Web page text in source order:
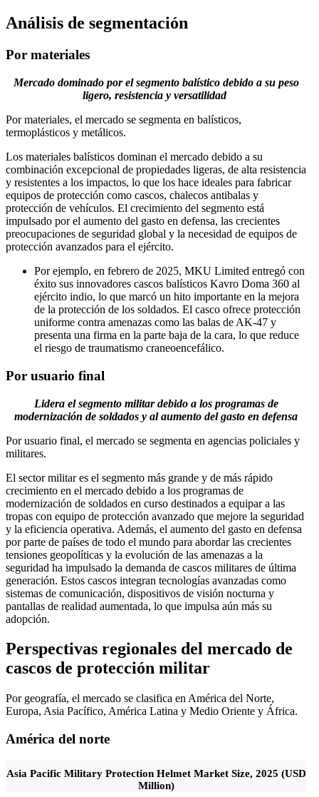
Análisis de segmentación
Por materiales
Mercado dominado por el segmento balístico debido a su peso
ligero, resistencia y versatilidad
Por materiales, el mercado se segmenta en balísticos,
termoplásticos y metálicos.
Los materiales balísticos dominan el mercado debido a su
combinación excepcional de propiedades ligeras, de alta resistencia
y resistentes a los impactos, lo que los hace ideales para fabricar
equipos de protección como cascos, chalecos antibalas y
protección de vehículos. El crecimiento del segmento está
impulsado por el aumento del gasto en defensa, las crecientes
preocupaciones de seguridad global y la necesidad de equipos de
protección avanzados para el ejército.
Por ejemplo, en febrero de 2025, MKU Limited entregó con
éxito sus innovadores cascos balísticos Kavro Doma 360 al
ejército indio, lo que marcó un hito importante en la mejora
de la protección de los soldados. El casco ofrece protección
uniforme contra amenazas como las balas de AK-47 y
presenta una firma en la parte baja de la cara, lo que reduce
el riesgo de traumatismo craneoencefálico.
Por usuario final
Lidera el segmento militar debido a los programas de
modernización de soldados y al aumento del gasto en defensa
Por usuario final, el mercado se segmenta en agencias policiales y
militares.
El sector militar es el segmento más grande y de más rápido
crecimiento en el mercado debido a los programas de
modernización de soldados en curso destinados a equipar a las
tropas con equipo de protección avanzado que mejore la seguridad
y la eficiencia operativa. Además, el aumento del gasto en defensa
por parte de países de todo el mundo para abordar las crecientes
tensiones geopolíticas y la evolución de las amenazas a la
seguridad ha impulsado la demanda de cascos militares de última
generación. Estos cascos integran tecnologías avanzadas como
sistemas de comunicación, dispositivos de visión nocturna y
pantallas de realidad aumentada, lo que impulsa aún más su
adopción.
Perspectivas regionales del mercado de
cascos de protección militar
Por geografía, el mercado se clasifica en América del Norte,
Europa, Asia Pacífico, América Latina y Medio Oriente y África.
América del norte
Asia Pacific Military Protection Helmet Market Size, 2025 (USD
Million)